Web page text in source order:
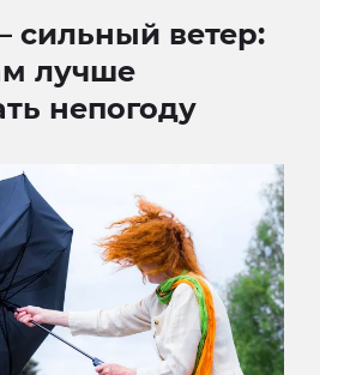
сильный ветер:
лучше
непогоду